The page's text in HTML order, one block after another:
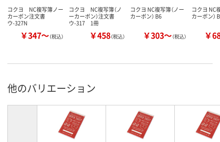
コクヨ NC複写簿ノー
カーボン注文書
ウ-327N
￥347～（税込）
コクヨ NC複写簿（ノ
ーカーボン）注文書
ウ-317 1冊
￥458（税込）
コクヨ NC複写簿（ノー
カーボン） B6
￥303～（税込）
コクヨ NC
カーボン）
￥
他のバリエーション